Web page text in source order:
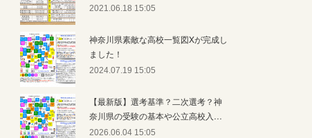
2021.06.18 15:05
神奈川県素敵な高校一覧図Xが完成し
ました！
2024.07.19 15:05
【最新版】選考基準？二次選考？神
奈川県の受験の基本や公立高校入…
2026.06.04 15:05